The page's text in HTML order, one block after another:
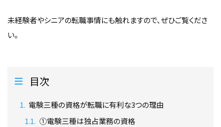
未経験者やシニアの転職事情にも触れますので、ぜひご覧くださ
い。
目次
電験三種の資格が転職に有利な3つの理由
①電験三種は独占業務の資格